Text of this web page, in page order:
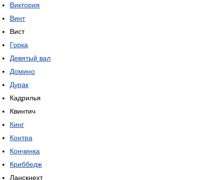
Виктория
Винт
Вист
Горка
Девятый вал
Домино
Дурак
Кадрилья
Квинтич
Кинг
Контра
Кончинка
Криббедж
Ланскнехт